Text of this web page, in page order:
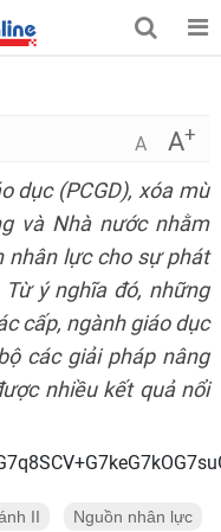
A A+
dục (PCGD), xóa mù
và Nhà nước nhằm
nhân lực cho sự phát
ý nghĩa đó, những
cấp, ngành giáo dục
các giải pháp nâng
nhiều kết quả nổi
II Nguồn nhân lực